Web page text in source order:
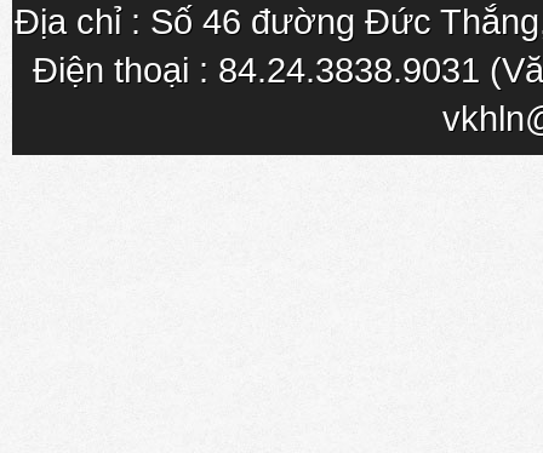
Địa chỉ : Số 46 đường Đức
Điện thoại : 84.24.3838.9031